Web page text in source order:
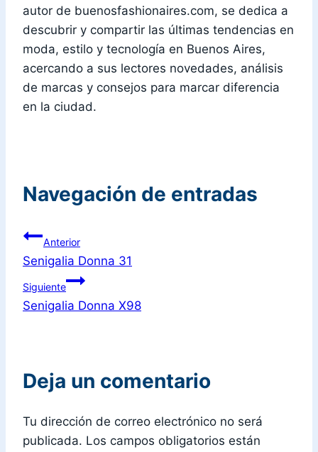
autor de buenosfashionaires.com, se dedica a
descubrir y compartir las últimas tendencias en
moda, estilo y tecnología en Buenos Aires,
acercando a sus lectores novedades, análisis
de marcas y consejos para marcar diferencia
en la ciudad.
Navegación de entradas
Anterior
Senigalia Donna 31
Siguiente
Senigalia Donna X98
Deja un comentario
Tu dirección de correo electrónico no será
publicada. Los campos obligatorios están